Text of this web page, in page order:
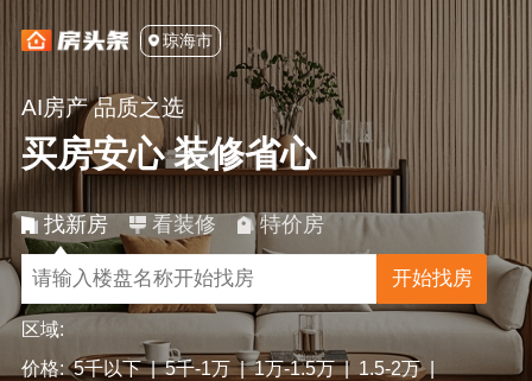
琼海市
AI房产 品质之选
买房安心 装修省心
找新房 看装修 特价房
开始找房
区域:
价格:5千以下 | 5千-1万 | 1万-1.5万 | 1.5-2万